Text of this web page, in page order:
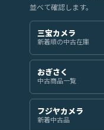
並べて確認します。
三宝カメラ
新着順の中古在庫
おぎさく
中古商品一覧
フジヤカメラ
新着中古品